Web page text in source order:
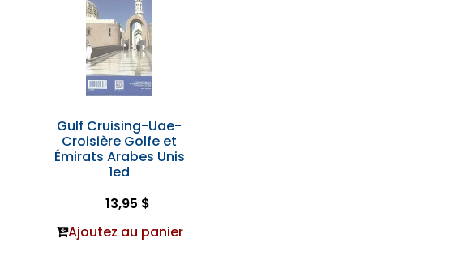
Gulf Cruising-Uae-
Croisière Golfe et
Émirats Arabes Unis
1ed
13,95 $
Ajoutez au panier